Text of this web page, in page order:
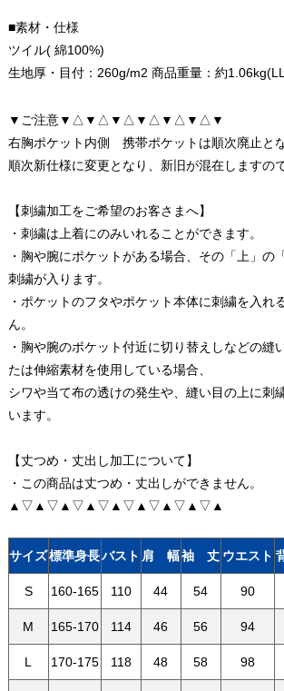
■素材・仕様
ツイル( 綿100%)
生地厚・目付：260g/m2 商品重量：約
▼ご注意▼△▼△▼△▼△▼△▼△▼
右胸ポケット内側 携帯ポケットは順次廃止とな
順次新仕様に変更となり、新旧が混在しますの
【刺繍加工をご希望のお客さまへ】
・刺繍は上着にのみいれることができます。
・胸や腕にポケットがある場合、その「上」の
刺繍が入ります。
・ポケットのフタやポケット本体に刺繍を入れ
ん。
・胸や腕のポケット付近に切り替えしなどの縫
たは伸縮素材を使用している場合、
シワや当て布の透けの発生や、縫い目の上に刺
います。
【丈つめ・丈出し加工について】
・この商品は丈つめ・丈出しができません。
▲▽▲▽▲▽▲▽▲▽▲▽▲▽▲▽▲
サイズ標準身長バスト 肩 幅袖 丈 ウエスト
S 160-165 110 44 54 90
M 165-170 114 46 56 94
L 170-175 118 48 58 98